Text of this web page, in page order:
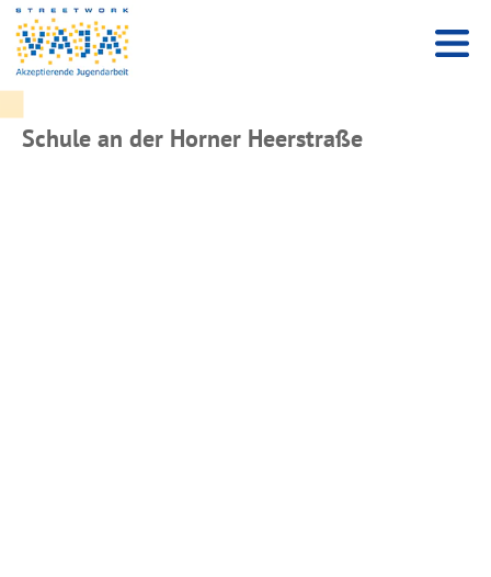
Schule an der Horner Heerstraße